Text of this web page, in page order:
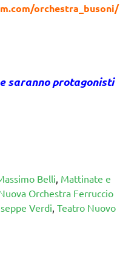
orchestra_busoni/
saranno protagonisti
Belli, Mattinate e
Orchestra Ferruccio
Verdi, Teatro Nuovo